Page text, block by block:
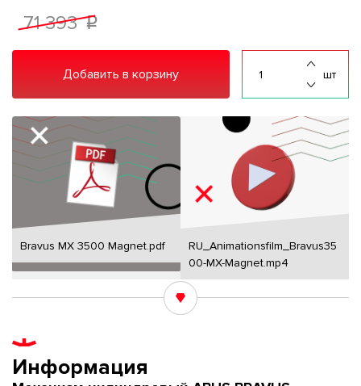
71 393 p
Добавить в корзину шт
Bravus MX 3500 Magnet.pdf
RU_Animationsfilm_Bravus35
00-MX-Magnet.mp4
Информация